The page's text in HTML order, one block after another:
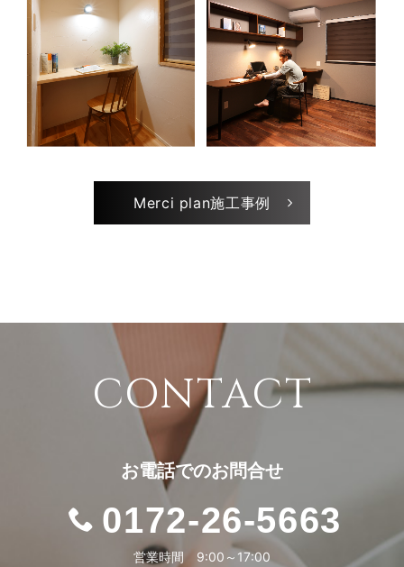
Merci plan施工事例
CONTACT
お電話でのお問合せ
0172-26-5663
営業時間 9:00～17:00